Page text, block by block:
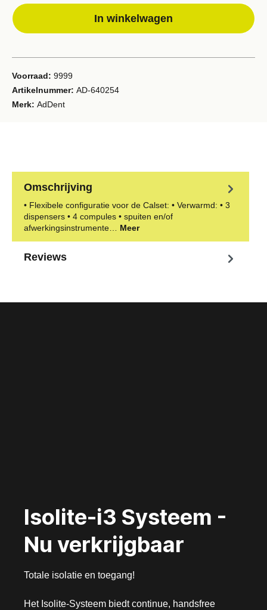
In winkelwagen
Voorraad: 9999
Artikelnummer: AD-640254
Merk: AdDent
Omschrijving
• Flexibele configuratie voor de Calset: • Verwarmd: • 3
dispensers • 4 compules • spuiten en/of
afwerkingsinstrumente… Meer
Reviews
Isolite-i3 Systeem -
Nu verkrijgbaar
Totale isolatie en toegang!
Het Isolite-Systeem biedt continue, handsfree